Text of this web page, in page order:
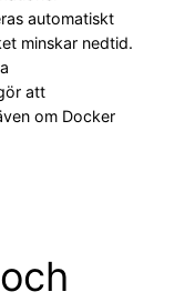
automatiskt
minskar nedtid.
att
om Docker